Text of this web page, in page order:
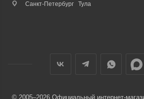
Санкт-Петербург Тула
© 2005–2026 Официальный интернет-